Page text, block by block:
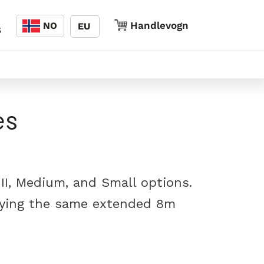
Språk
NO EU Handlevogn
Handlevogn
Medium, and Small options.
the same extended 8m